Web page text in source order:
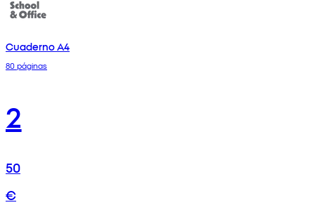
Cuaderno A4
80 páginas
2
50
€